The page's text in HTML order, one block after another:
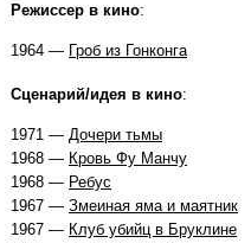
Режиссер в кино:
1964 — Гроб из Гонконга
Сценарий/идея в кино:
1971 — Дочери тьмы
1968 — Кровь Фу Манчу
1968 — Ребус
1967 — Змеиная яма и маятник
1967 — Клуб убийц в Бруклине